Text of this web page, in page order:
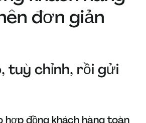
đơn giản
tuỳ chỉnh, rồi gửi
hợp đồng khách hàng toàn